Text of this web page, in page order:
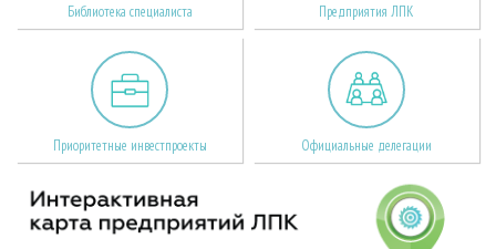
Библиотека специалиста Предприятия ЛПК
Приоритетные инвестпроекты Официальные делегации